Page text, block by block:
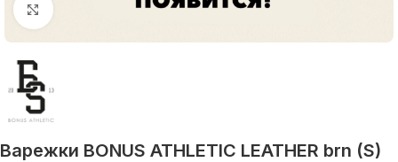
Увеличить
Варежки BONUS ATHLETIC LEATHER brn (S)